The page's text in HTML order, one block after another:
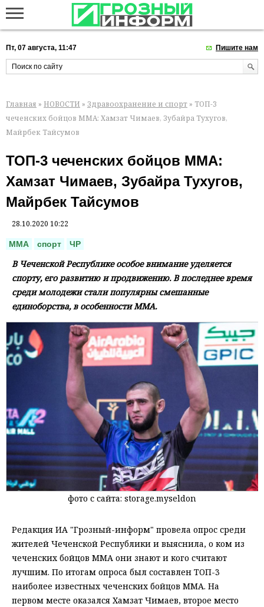
Пт, 07 августа, 11:47 Пишите нам
Главная » НОВОСТИ » Здравоохранение и спорт » ТОП-3
чеченских бойцов ММА: Хамзат Чимаев, Зубайра Тухугов,
Майрбек Тайсумов
ТОП-3 чеченских бойцов ММА:
Хамзат Чимаев, Зубайра Тухугов,
Майрбек Тайсумов
28.10.2020 10:22
ММА спорт ЧР
В Чеченской Республике особое внимание уделяется
спорту, его развитию и продвижению. В последнее время
среди молодежи стали популярны смешанные
единоборства, в особенности ММА.
фото с сайта: storage.myseldon
Редакция ИА "Грозный-информ" провела опрос среди
жителей Чеченской Республики и выяснила, о ком из
чеченских бойцов ММА они знают и кого считают
лучшим. По итогам опроса был составлен ТОП-3
наиболее известных чеченских бойцов ММА. На
первом месте оказался Хамзат Чимаев, второе место